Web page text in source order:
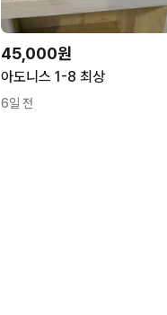
45,000원
아도니스 1-8 최상
6일 전